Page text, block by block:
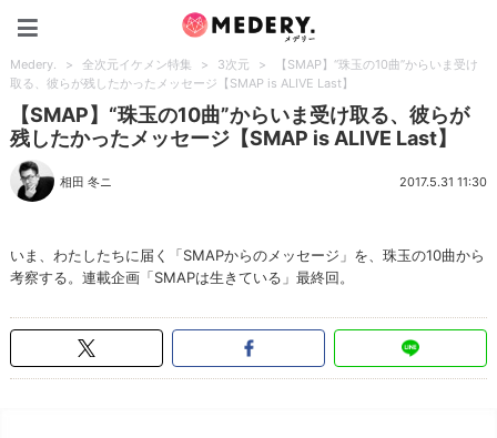
Medery. > 全次元イケメン特集 > 3次元 >
【SMAP】“珠玉の10曲”からいま受け
取る、彼らが残したかったメッセージ【SMAP is ALIVE Last】
【SMAP】“珠玉の10曲”からいま受け取る、彼らが
残したかったメッセージ【SMAP is ALIVE Last】
相田 冬ニ 2017.5.31 11:30
いま、わたしたちに届く「SMAPからのメッセージ」を、珠玉の10曲から
考察する。連載企画「SMAPは生きている」最終回。